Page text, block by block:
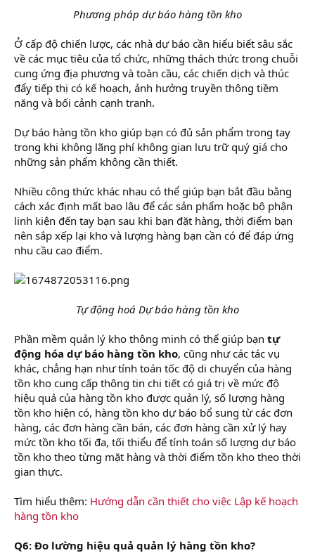
Phương pháp dự báo hàng tồn kho
Ở cấp độ chiến lược, các nhà dự báo cần hiểu biết sâu sắc
về các mục tiêu của tổ chức, những thách thức trong chuỗi
cung ứng địa phương và toàn cầu, các chiến dịch và thúc
đẩy tiếp thị có kế hoạch, ảnh hưởng truyền thông tiềm
năng và bối cảnh cạnh tranh.
Dự báo hàng tồn kho giúp bạn có đủ sản phẩm trong tay
trong khi không lãng phí không gian lưu trữ quý giá cho
những sản phẩm không cần thiết.
Nhiều công thức khác nhau có thể giúp bạn bắt đầu bằng
cách xác định mất bao lâu để các sản phẩm hoặc bộ phận
linh kiện đến tay bạn sau khi bạn đặt hàng, thời điểm bạn
nên sắp xếp lại kho và lượng hàng bạn cần có để đáp ứng
nhu cầu cao điểm.
Tự động hoá Dự báo hàng tồn kho
Phần mềm quản lý kho thông minh có thể giúp bạn tự
động hóa dự báo hàng tồn kho, cũng như các tác vụ
khác, chẳng hạn như tính toán tốc độ di chuyển của hàng
tồn kho cung cấp thông tin chi tiết có giá trị về mức độ
hiệu quả của hàng tồn kho được quản lý, số lượng hàng
tồn kho hiện có, hàng tồn kho dự báo bổ sung từ các đơn
hàng, các đơn hàng cần bán, các đơn hàng cần xử lý hay
mức tồn kho tối đa, tối thiểu để tính toán số lượng dự báo
tồn kho theo từng mặt hàng và thời điểm tồn kho theo thời
gian thực.
Tìm hiểu thêm: Hướng dẫn cần thiết cho việc Lập kế hoạch
hàng tồn kho
Q6: Đo lường hiệu quả quản lý hàng tồn kho?